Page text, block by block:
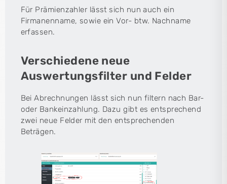
Für Prämienzahler lässt sich nun auch ein
Firmanenname, sowie ein Vor- btw. Nachname
erfassen.
Verschiedene neue
Auswertungsfilter und Felder
Bei Abrechnungen lässt sich nun filtern nach Bar-
oder Bankeinzahlung. Dazu gibt es entsprechend
zwei neue Felder mit den entsprechenden
Beträgen.